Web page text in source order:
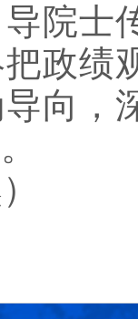
院士
政绩
向，